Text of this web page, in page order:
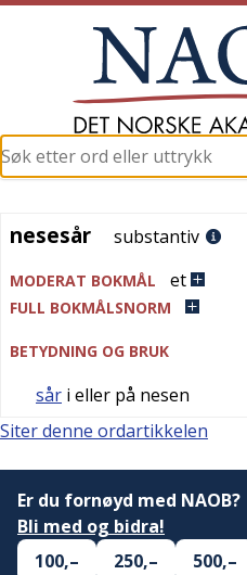
nesesår
nesesår substantiv
MODERAT BOKMÅL et
FULL BOKMÅLSNORM
BETYDNING OG BRUK
sår i eller på nesen
Siter denne ordartikkelen
Er du fornøyd med NAOB?
Bli med og bidra!
100,–
250,– 500,–